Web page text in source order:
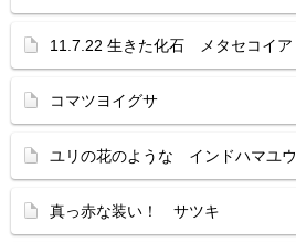
11.7.22 生きた化石 メタセコイア
コマツヨイグサ
ユリの花のような インドハマユウ
真っ赤な装い！ サツキ